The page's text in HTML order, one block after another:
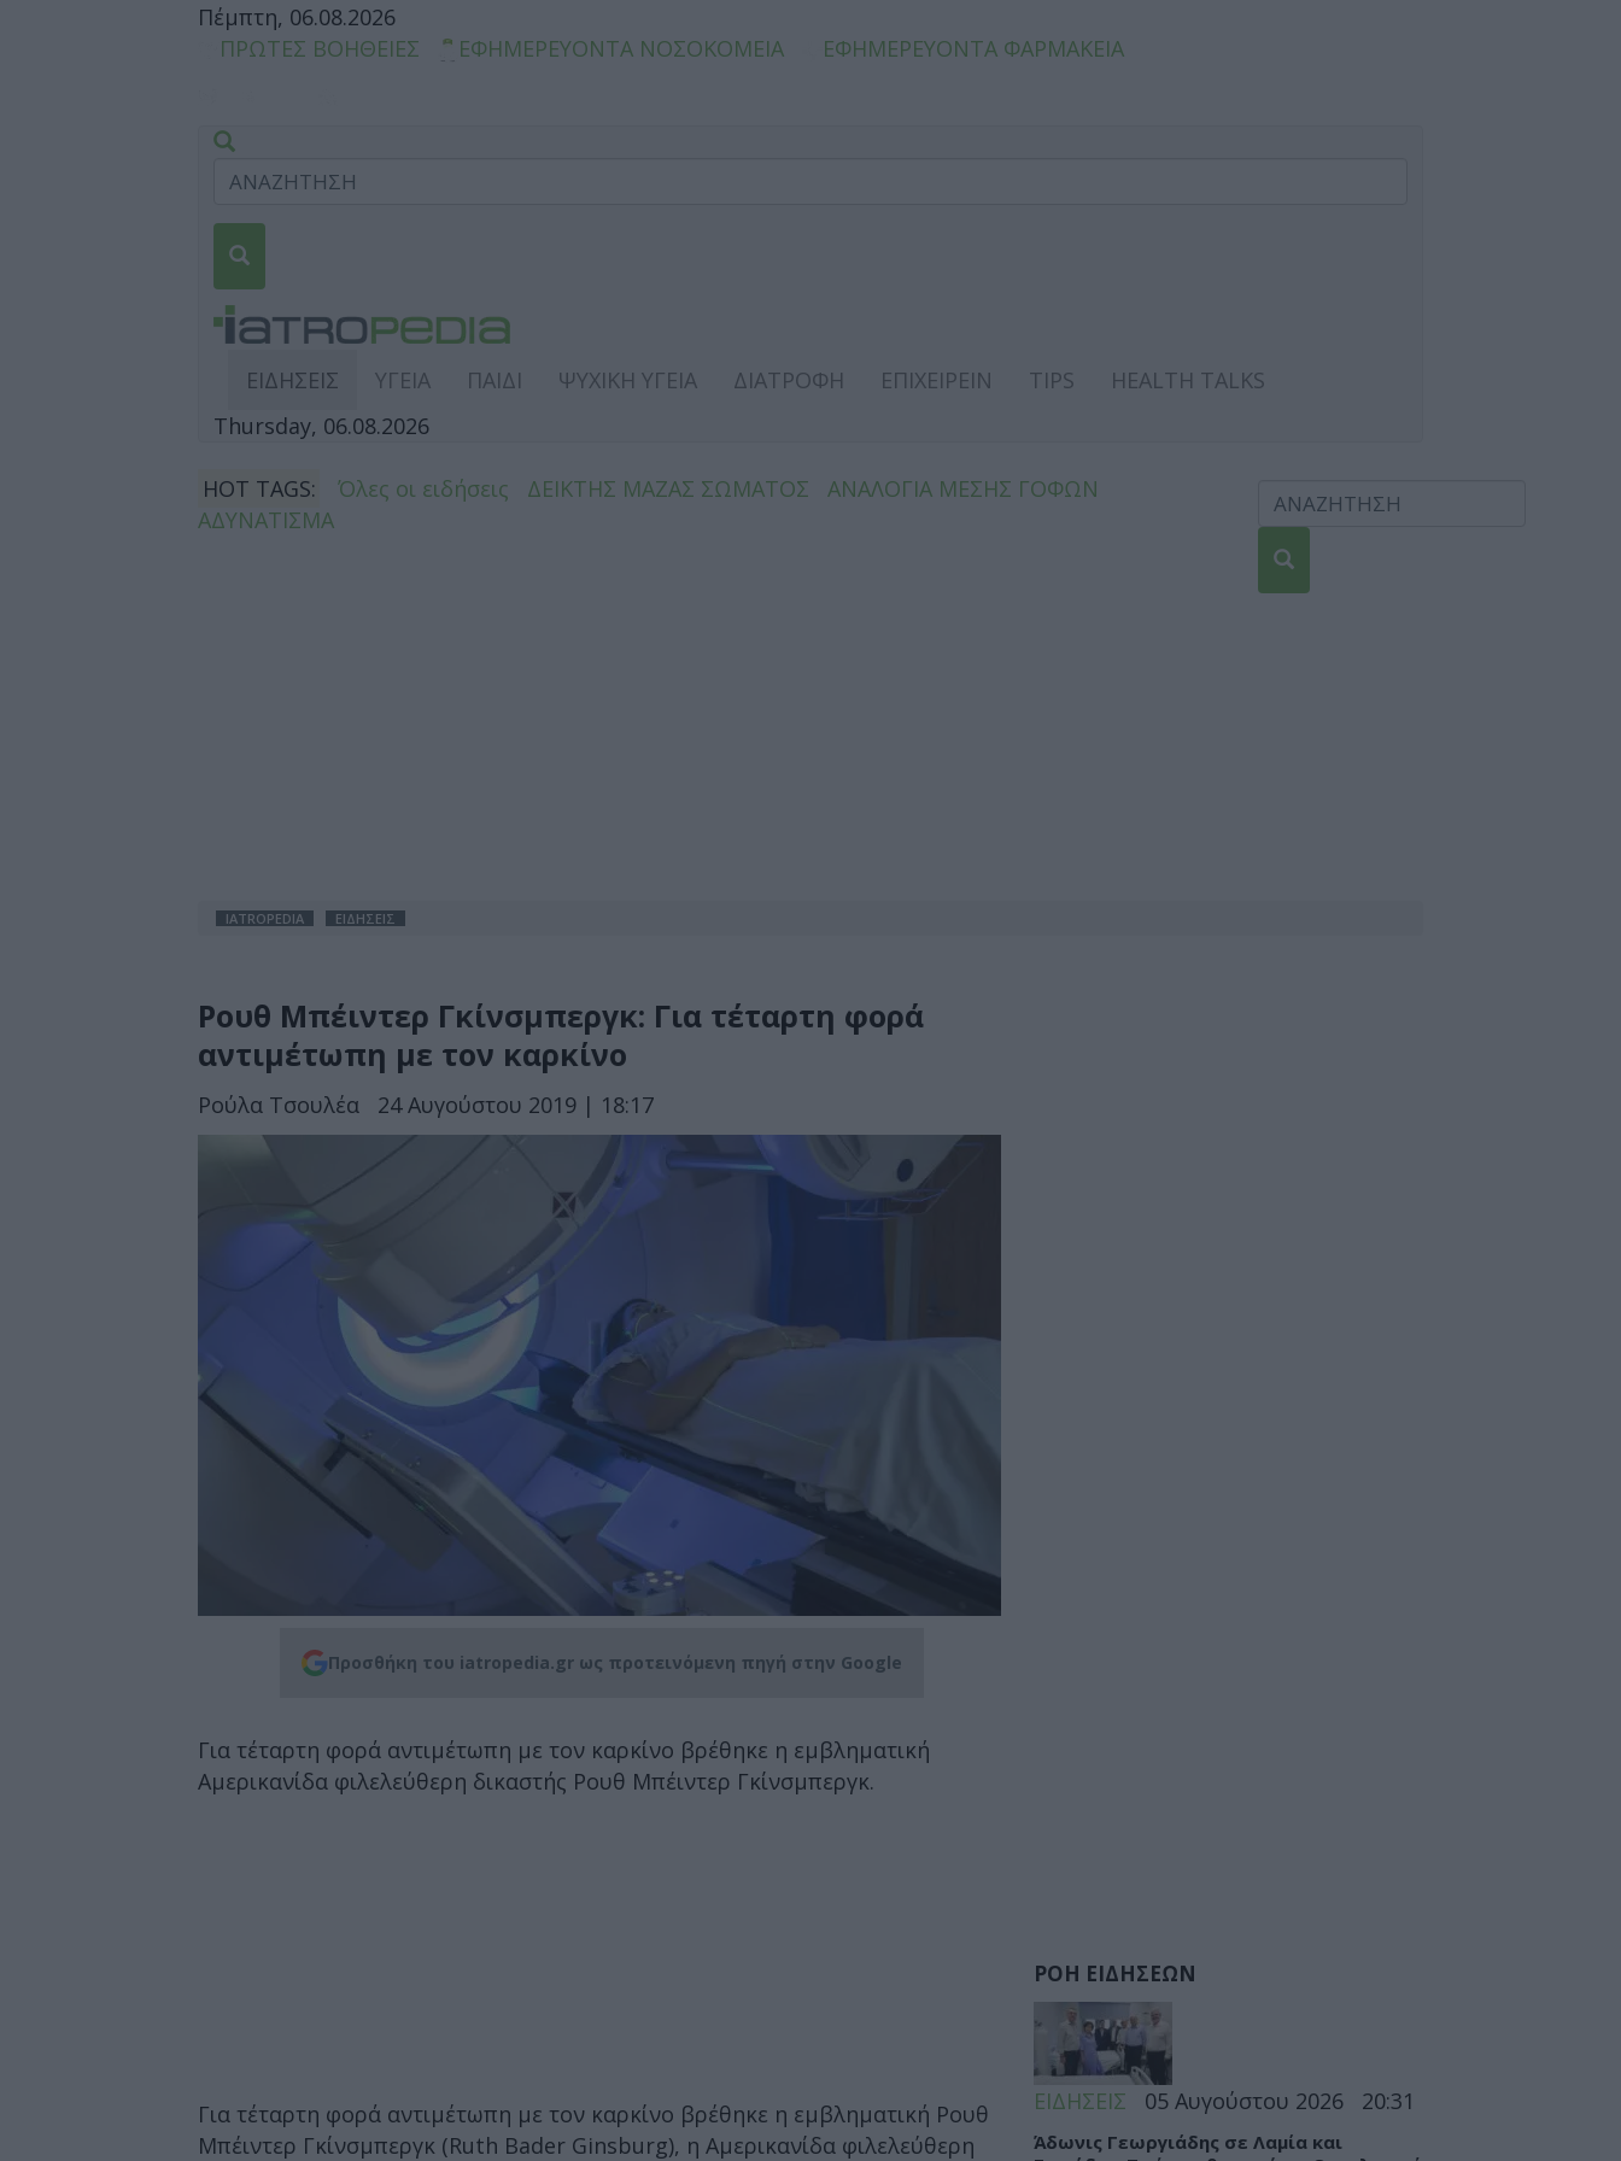
Πέμπτη, 06.08.2026
ΠΡΩΤΕΣ ΒΟΗΘΕΙΕΣ
ΕΦΗΜΕΡΕΥΟΝΤΑ ΝΟΣΟΚΟΜΕΙΑ ΕΦΗΜΕΡΕΥΟΝΤΑ ΦΑΡΜΑΚΕΙΑ
ΕΙΔΗΣΕΙΣ ΥΓΕΙΑ ΠΑΙΔΙ ΨΥΧΙΚΗ ΥΓΕΙΑ ΔΙΑΤΡΟΦΗ ΕΠΙΧΕΙΡΕΙΝ TIPS
HEALTH TALKS
Thursday, 06.08.2026
HOT TAGS: Όλες οι ειδήσεις ΔΕΙΚΤΗΣ ΜΑΖΑΣ ΣΩΜΑΤΟΣ
ΑΝΑΛΟΓΙΑ ΜΕΣΗΣ ΓΟΦΩΝ
ΑΔΥΝΑΤΙΣΜΑ
IATROPEDIA ΕΙΔΗΣΕΙΣ
Ρουθ Μπέιντερ Γκίνσμπεργκ: Για τέταρτη φορά
αντιμέτωπη με τον καρκίνο
Ρούλα Τσουλέα 24 Αυγούστου 2019 | 18:17
Προσθήκη του iatropedia.gr ως προτεινόμενη πηγή στην Google
Για τέταρτη φορά αντιμέτωπη με τον καρκίνο βρέθηκε η εμβληματική
Αμερικανίδα φιλελεύθερη δικαστής Ρουθ Μπέιντερ Γκίνσμπεργκ.
Για τέταρτη φορά αντιμέτωπη με τον καρκίνο βρέθηκε η εμβληματική Ρουθ
Μπέιντερ Γκίνσμπεργκ (Ruth Bader Ginsburg), η Αμερικανίδα φιλελεύθερη
ΡΟΗ ΕΙΔΗΣΕΩΝ
ΕΙΔΗΣΕΙΣ 05 Αυγούστου 2026 20:31
Άδωνις Γεωργιάδης σε Λαμία και